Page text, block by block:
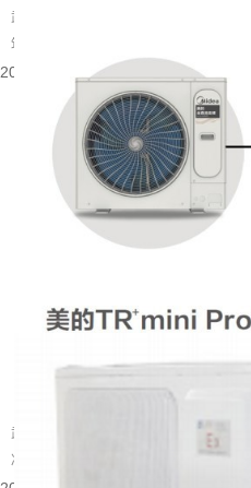
武汉大量建成年代较早的楼宇分布在老城
筑。不少旧楼原有降温取暖设备老化，室
2026-08-06 08:53:52
武汉别墅装什
武汉属于夏热冬冷的地域，夏季闷热酷暑
冷的体感。别墅户型大多层数多、房间数